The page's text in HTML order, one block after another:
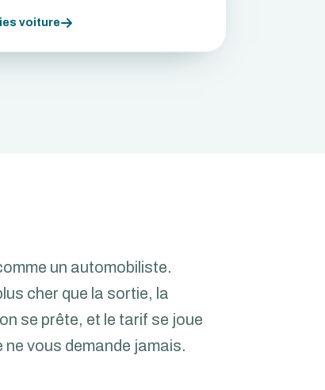
voiture
un automobiliste.
cher que la sortie, la
se prête, et le tarif se joue
vous demande jamais.